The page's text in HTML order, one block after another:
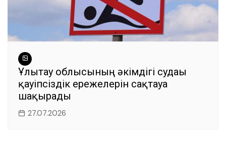
Ұлытау облысының әкімдігі судағы
қауіпсіздік ережелерін сақтауға
шақырады
27.07.2026